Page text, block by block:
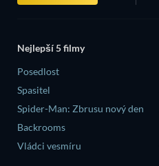
Nejlepší 5 filmy
Posedlost
Spasitel
Spider-Man: Zbrusu nový den
Backrooms
Vládci vesmíru